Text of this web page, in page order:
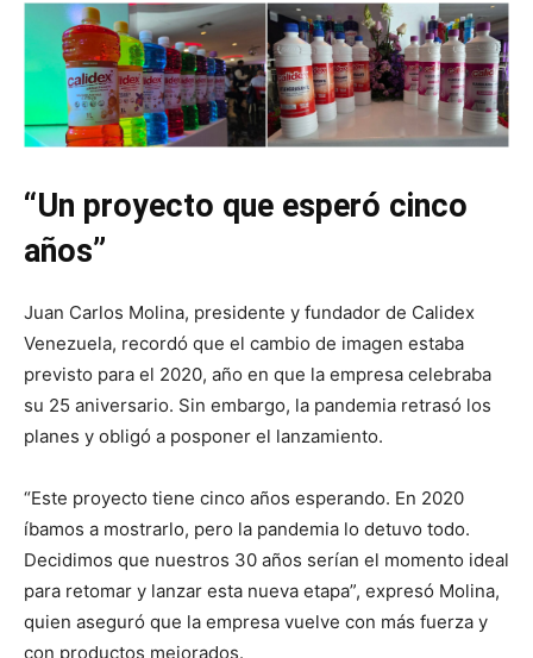
“Un proyecto que esperó cinco
años”
Juan Carlos Molina, presidente y fundador de Calidex
Venezuela, recordó que el cambio de imagen estaba
previsto para el 2020, año en que la empresa celebraba
su 25 aniversario. Sin embargo, la pandemia retrasó los
planes y obligó a posponer el lanzamiento.
“Este proyecto tiene cinco años esperando. En 2020
íbamos a mostrarlo, pero la pandemia lo detuvo todo.
Decidimos que nuestros 30 años serían el momento ideal
para retomar y lanzar esta nueva etapa”, expresó Molina,
quien aseguró que la empresa vuelve con más fuerza y
con productos mejorados.